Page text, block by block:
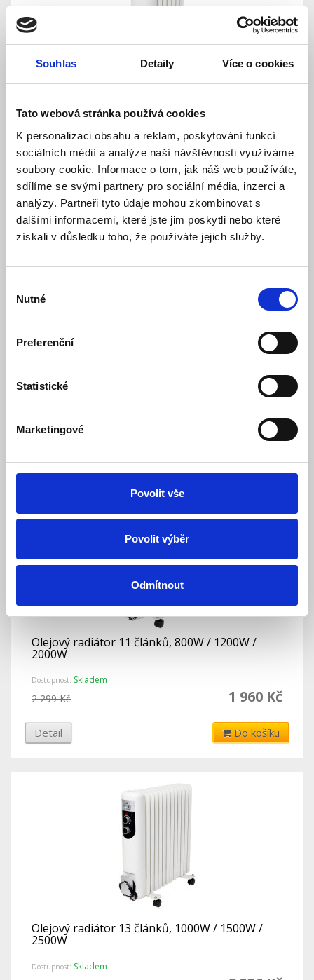
Souhlas Detaily Více o cookies
Tato webová stránka používá cookies
K personalizaci obsahu a reklam, poskytování funkcí
sociálních médií a analýze naší návštěvnosti využíváme
soubory cookie. Informace o tom, jak náš web používáte,
sdílíme se svými partnery pro sociální média, inzerci a
analýzy. Partneři tyto údaje mohou zkombinovat s
dalšími informacemi, které jste jim poskytli nebo které
získali v důsledku toho, že používáte jejich služby.
souhlasu
Nutné
Preferenční
Statistické
Marketingové
Povolit vše
Povolit výběr
Odmítnout
Olejový radiátor 7 článků, 600W / 900W / 1500W
Dostupnost: Skladem
Detail Do košíku
Olejový radiátor 11 článků, 800W / 1200W /
2000W
Dostupnost: Skladem
1 960 Kč
2 299 Kč
Detail Do košíku
Olejový radiátor 13 článků, 1000W / 1500W /
2500W
Dostupnost: Skladem